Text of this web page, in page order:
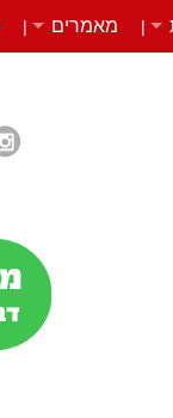
| מאמרים |